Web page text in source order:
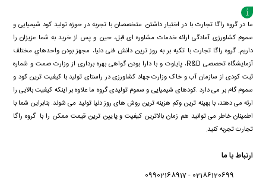
ما در گروه راگا تجارت با در اختیار داشتن متخصصان با تجربه در حوزه تولید کود شیمیایی و
سموم کشاورزی آمادگی ارائه خدمات مشاوره ای قبل، حین و پس از خرید به شما عزیزان را
داریم. گروه راگا تجارت با تكيه بر به روز ترین دانش فنی دنيا، مجهز بودن واحدهاي مختلف
آزمايشگاه تخصصی R&D، پايلوت و با دارا بودن گواهی بهره برداری از وزارت صمت و شماره
ثبت کودی از سازمان آب و خاک وزارت جهاد کشاورزی در راستای تولید با کیفیت ترین کود و
سموم گام بر می دارد .کودهای شیمیایی و سموم تولیدی گروه ما علاوه بر اینکه کیفیت بالایی را
ارئه می دهند، با بهینه ترین وکم هزینه ترین روش های روز دنیا تولید می شوند. بنابراین شما با
اطمینان خاطر می توانید هم زمان بالاترین کیفیت و پایین ترین قیمت ممکن را با گروه راگا
تجارت تجربه کنید.
ارتباط با ما
02186120699 - 09902168917